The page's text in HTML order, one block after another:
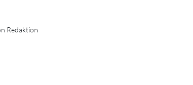
Redaktion